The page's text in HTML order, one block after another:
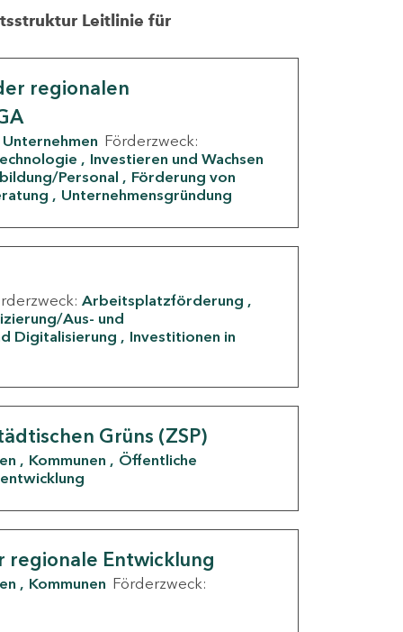
Leitlinie für
regionalen
Unternehmen Förderzweck:
Investieren und Wachsen
Personal
Förderung von
Unternehmensgründung
Arbeitsplatzförderung
Aus- und
Digitalisierung
Investitionen in
Grüns (ZSP)
Kommunen
Öffentliche
Entwicklung
Kommunen Förderzweck: